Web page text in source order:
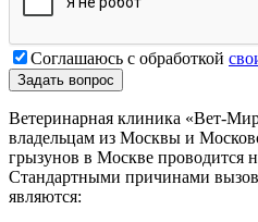
Соглашаюсь с обработкой
Ветеринарная клиника «Вет-
владельцам из Москвы и
грызунов в Москве проводится
Стандартными причинами
являются: